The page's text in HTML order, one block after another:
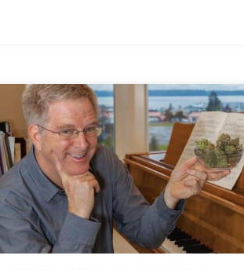
We wtorek, znana postać radiowa i telewizyjna, Rick
Steves, członek zarządu NORML udał się do Illinois,
aby poprzeć legalizację marihuany w legislaturze
stanowej. „Kiedy zalegalizujesz marihuanę jej zużycie
nie idzie do góry, nastolatkowie nie zaczynają po nią
sięgać, przestępczość nie rośnie, co idzie w górę to
przychód podatkowy, co oznacza […]